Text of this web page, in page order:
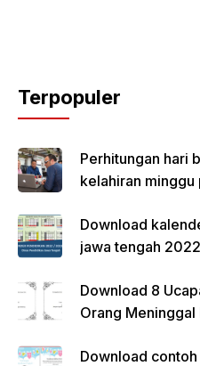
Terpopuler
Perhitungan hari
kelahiran minggu
Download
jawa tengah
Download 8
Orang Meninggal
Download